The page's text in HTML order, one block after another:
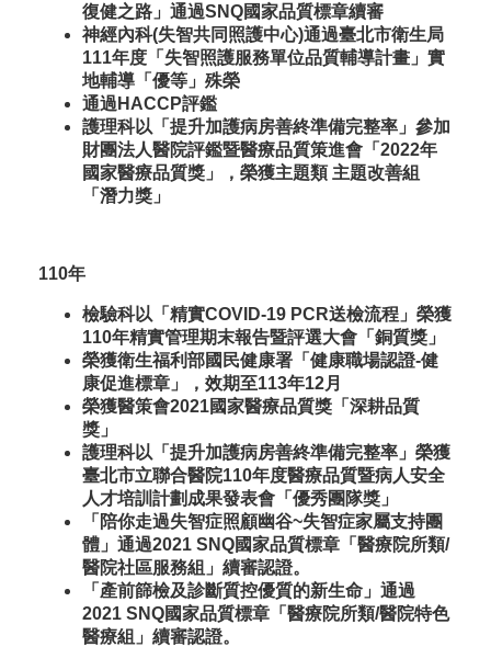
復健之路」通過SNQ國家品質標章續審
神經內科(失智共同照護中心)通過臺北市衛生局
111年度「失智照護服務單位品質輔導計畫」實
地輔導「優等」殊榮
通過HACCP評鑑
護理科以「提升加護病房善終準備完整率」參加
財團法人醫院評鑑暨醫療品質策進會「2022年
國家醫療品質獎」，榮獲主題類 主題改善組
「潛力獎」
110年
檢驗科以「精實COVID-19 PCR送檢流程」榮獲
110年精實管理期末報告暨評選大會「銅質獎」
榮獲衛生福利部國民健康署「健康職場認證-健
康促進標章」，效期至113年12月
榮獲醫策會2021國家醫療品質獎「深耕品質
獎」
護理科以「提升加護病房善終準備完整率」榮獲
臺北市立聯合醫院110年度醫療品質暨病人安全
人才培訓計劃成果發表會「優秀團隊獎」
「陪你走過失智症照顧幽谷~失智症家屬支持團
體」通過2021 SNQ國家品質標章「醫療院所類/
醫院社區服務組」續審認證。
「產前篩檢及診斷質控優質的新生命」通過
2021 SNQ國家品質標章「醫療院所類/醫院特色
醫療組」續審認證。